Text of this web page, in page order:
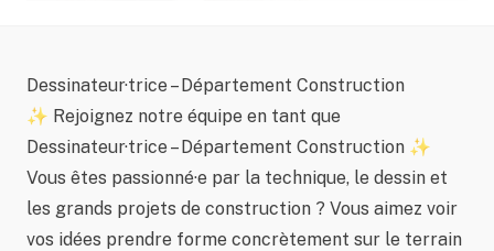
Dessinateur·trice – Département Construction
✨ Rejoignez notre équipe en tant que
Dessinateur·trice – Département Construction ✨
Vous êtes passionné·e par la technique, le dessin et
les grands projets de construction ? Vous aimez voir
vos idées prendre forme concrètement sur le terrain